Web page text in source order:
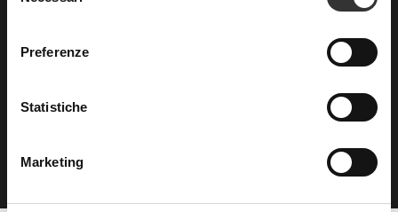
Preferenze
Statistiche
Marketing
ISCRIVITI